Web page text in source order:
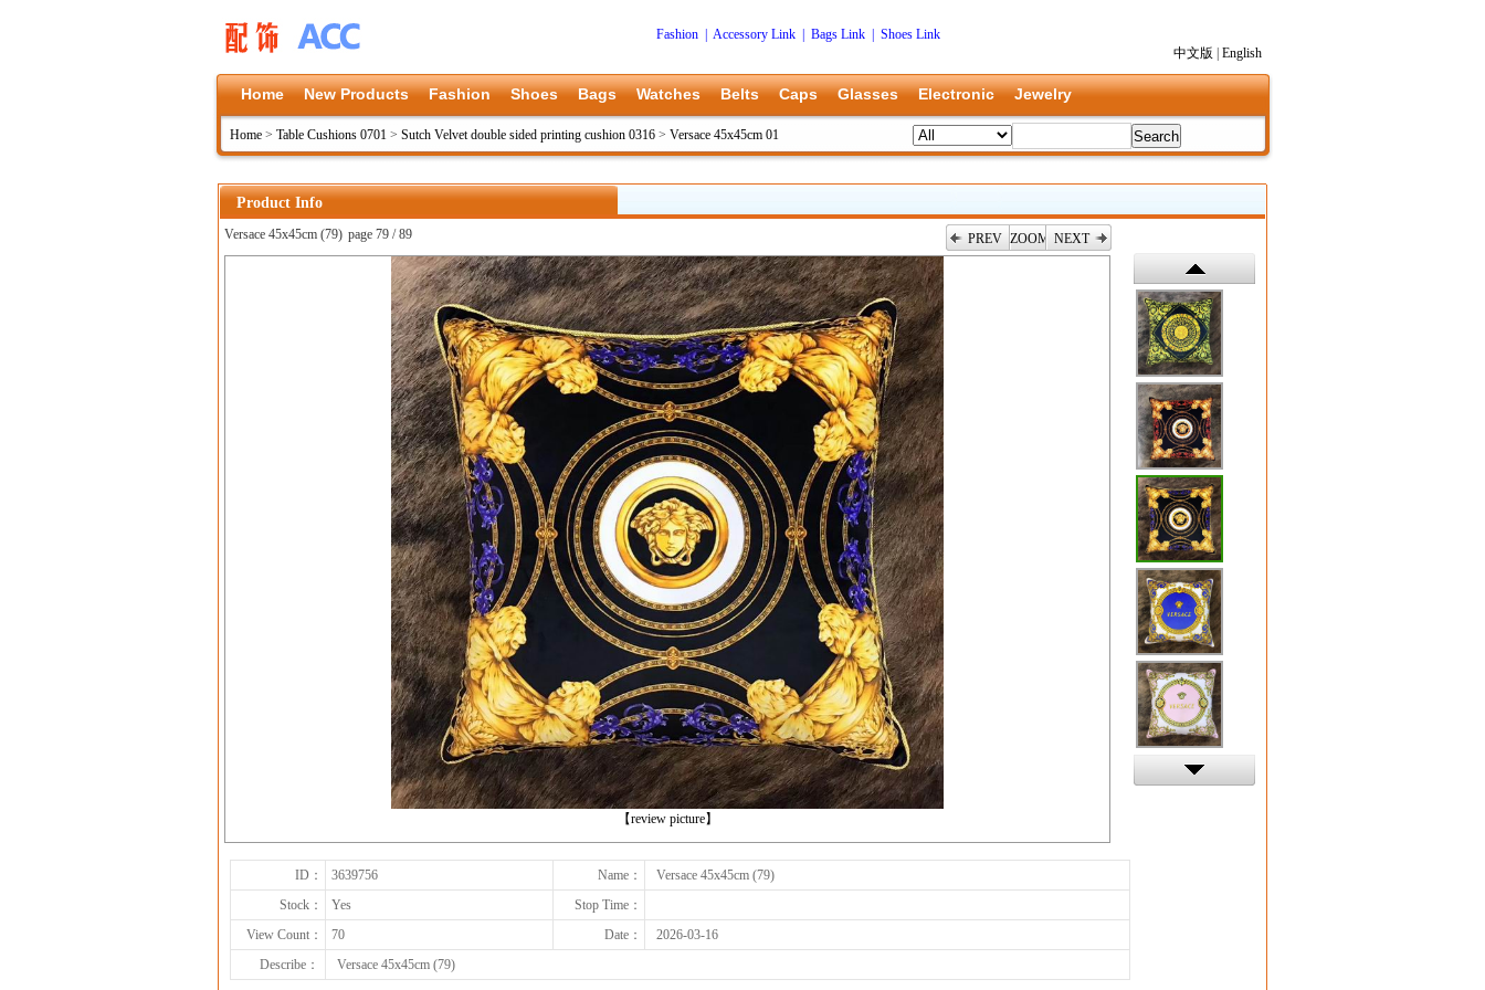
Fashion Accessory Link Bags Link
Shoes Link
中文版
English
Home New Products Fashion Shoes Bags Watches Belts Caps Glasses Electronic Jewelry
Home > Table Cushions 0701 > Sutch Velvet double sided printing cushion 0316 > Versace 45x45cm 01
Product Info
Versace 45x45cm (79) page 79 / 89 PREV ZOOM NEXT
【review picture】
上一张
下一张
ID： 3639756 Name：
Versace 45x45cm (79)
Stock：
Yes
Stop Time：
View Count：
70 Date：
2026-03-16
Describe：
Versace 45x45cm (79)